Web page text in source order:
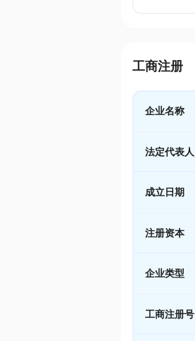
工商注册
企业名称
法定代表人
成立日期
注册资本
企业类型
工商注册号